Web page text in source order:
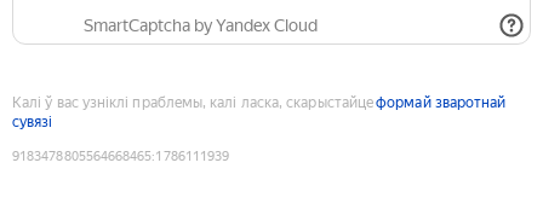
SmartCaptcha by Yandex Cloud
Калі ў вас узніклі праблемы, калі ласка, скарыстайцеформай зваротнай
сувязі
9183478805564668465:1786111939